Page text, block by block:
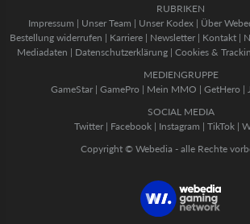
RUBRIKEN
Impressum | Unser Team | Unser Kodex | Über
Bestellung widerrufen | Karriere | Newsletter | Kontakt |
Mediadaten | Datenschutzerklärung | Cookies &
MEDIENGRUPPE
GameStar| GamePro | Mein MMO | GetHero |
SOCIAL MEDIA
Twitter | Facebook | Instagram | TikTok |
Copyright © Webedia - alle Rechte